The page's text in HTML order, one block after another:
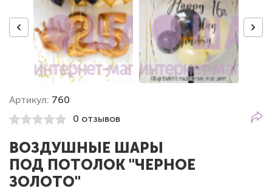
Артикул: 760
0 отзывов
ВОЗДУШНЫЕ ШАРЫ
ПОД ПОТОЛОК "ЧЕРНОЕ
ЗОЛОТО"